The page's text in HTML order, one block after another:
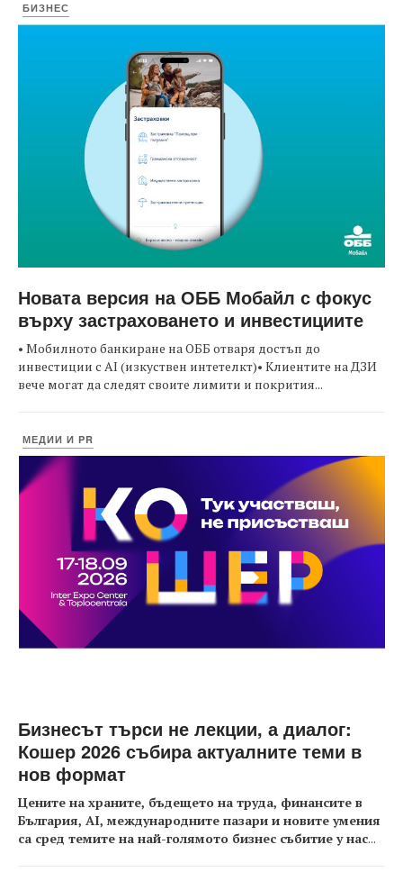
БИЗНЕС
Новата версия на ОББ Мобайл с фокус
върху застраховането и инвестициите
• Мобилното банкиране на ОББ отваря достъп до
инвестиции с AI (изкуствен интетелкт)• Клиентите на ДЗИ
вече могат да следят своите лимити и покрития...
МЕДИИ И PR
Бизнесът търси не лекции, а диалог:
Кошер 2026 събира актуалните теми в
нов формат
Цените на храните, бъдещето на труда, финансите в
България, AI, международните пазари и новите умения
са сред темите на най-голямото бизнес събитие у нас...